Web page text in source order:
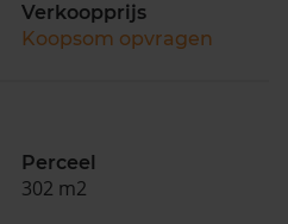
Verkoopprijs
Koopsom opvragen
Perceel
302 m2